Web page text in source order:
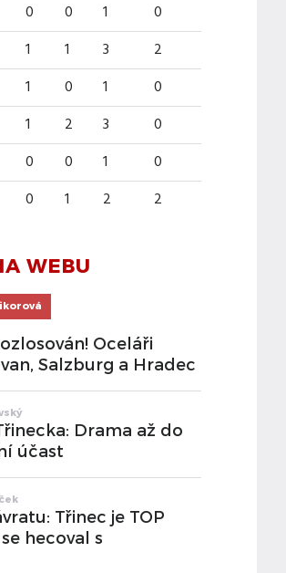
0 0 1
0
1 1 3
2
1 0 1
0
1 2 3
0
0 0 1
0
0 1 2 2
WEBU
Oceláři
Salzburg a Hradec
Drama až do
účast
Třinec je TOP
hecoval s